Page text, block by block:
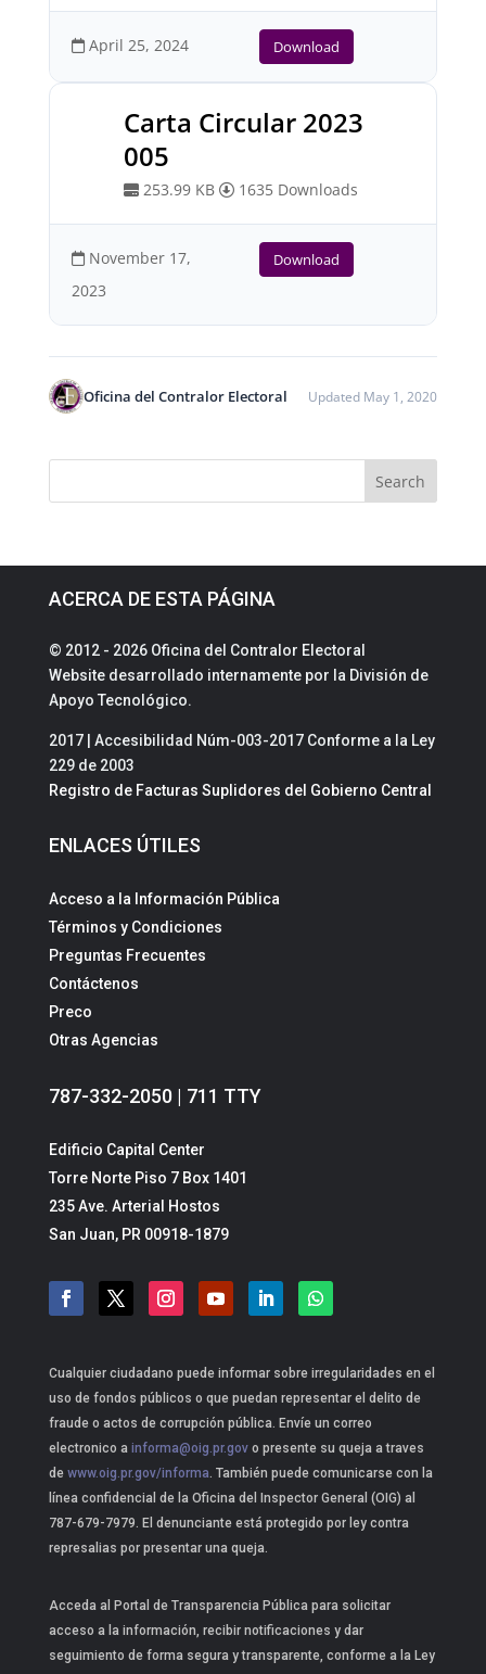
April 25, 2024 Download
Carta Circular 2023
005
253.99 KB 1635 Downloads
November 17,
2023
Download
Oficina del Contralor Electoral Updated May 1, 2020
ACERCA DE ESTA PÁGINA
© 2012 - 2026 Oficina del Contralor Electoral
Website desarrollado internamente por la División de
Apoyo Tecnológico.
2017 | Accesibilidad Núm-003-2017 Conforme a la Ley
229 de 2003
Registro de Facturas Suplidores del Gobierno Central
ENLACES ÚTILES
Acceso a la Información Pública
Términos y Condiciones
Preguntas Frecuentes
Contáctenos
Preco
Otras Agencias
787-332-2050 | 711 TTY
Edificio Capital Center
Torre Norte Piso 7 Box 1401
235 Ave. Arterial Hostos
San Juan, PR 00918-1879
Cualquier ciudadano puede informar sobre irregularidades en el
uso de fondos públicos o que puedan representar el delito de
fraude o actos de corrupción pública. Envíe un correo
electronico a informa@oig.pr.govo presente su queja a traves
dewww.oig.pr.gov/informa. También puede comunicarse con la
línea confidencial de la Oficina del Inspector General (OIG) al
787-679-7979. El denunciante está protegido por ley contra
represalias por presentar una queja.
Acceda al Portal de Transparencia Pública para solicitar
acceso a la información, recibir notificaciones y dar
seguimiento de forma segura y transparente, conforme a la Ley